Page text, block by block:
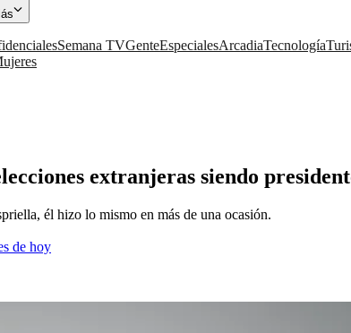
Semana TVGenteEspecialesArcadiaTecnología
extranjeras siendo
él hizo lo mismo en más de una ocasión.
de hoy